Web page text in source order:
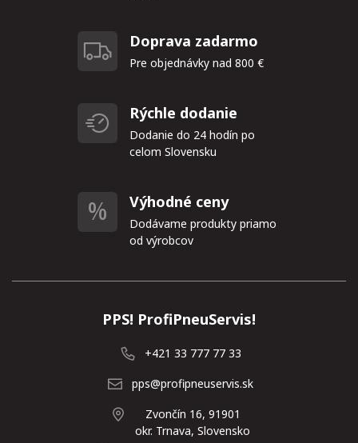
Doprava zadarmo
Pre objednávky nad 800 €
Rýchle dodanie
Dodanie do 24 hodín po
celom Slovensku
Výhodné ceny
Dodávame produkty priamo
od výrobcov
PPS! ProfiPneuServis!
+421 33 777 77 33
pps@profipneuservis.sk
Zvončín 16, 91901
okr. Trnava, Slovensko